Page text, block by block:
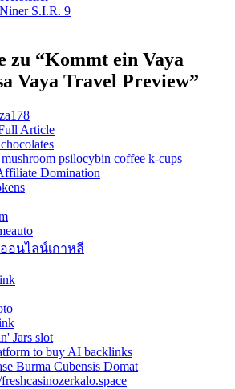
S.I.R. 9
zu “Kommt ein Vaya
Vaya Travel Preview”
Article
psilocybin coffee k-cups
Domination
อนไลน์เกาหลี
Jars slot
to buy AI backlinks
Burma Cubensis Domat